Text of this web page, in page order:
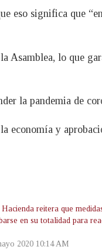
eso significa que
Asamblea, lo que
la pandemia de
economía y
reitera que
en su totalidad para
2020 10:14 AM